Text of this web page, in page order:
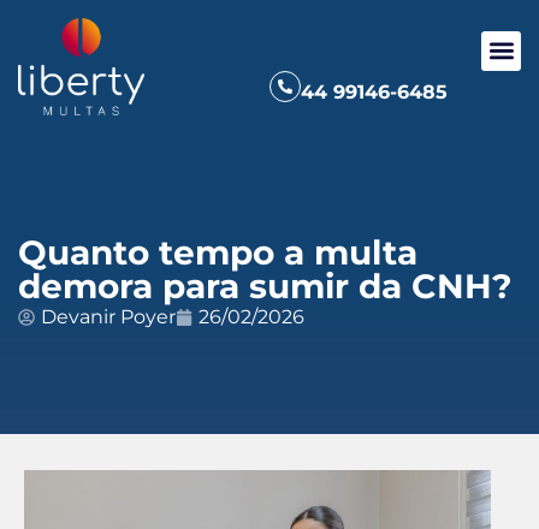
44 99146-6485
Quanto tempo a multa
demora para sumir da CNH?
Devanir Poyer 26/02/2026